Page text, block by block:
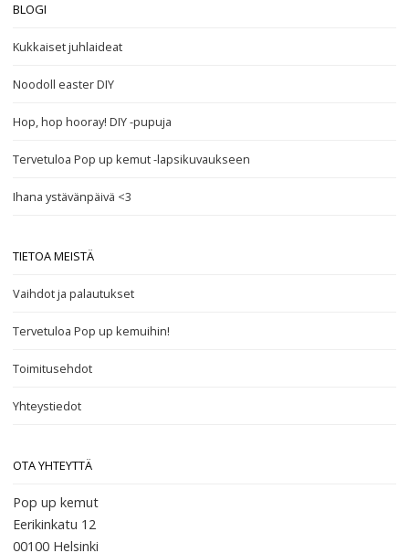
BLOGI
Kukkaiset juhlaideat
Noodoll easter DIY
Hop, hop hooray! DIY -pupuja
Tervetuloa Pop up kemut -lapsikuvaukseen
Ihana ystävänpäivä <3
TIETOA MEISTÄ
Vaihdot ja palautukset
Tervetuloa Pop up kemuihin!
Toimitusehdot
Yhteystiedot
OTA YHTEYTTÄ
Pop up kemut
Eerikinkatu 12
00100 Helsinki